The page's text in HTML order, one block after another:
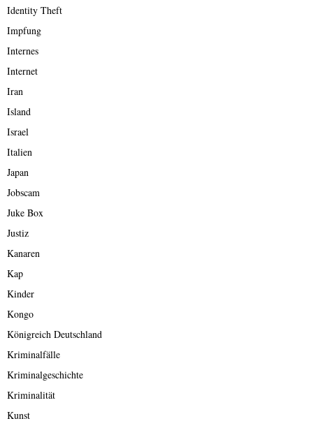
Identity Theft
Impfung
Internes
Internet
Iran
Island
Israel
Italien
Japan
Jobscam
Juke Box
Justiz
Kanaren
Kap
Kinder
Kongo
Königreich Deutschland
Kriminalfälle
Kriminalgeschichte
Kriminalität
Kunst